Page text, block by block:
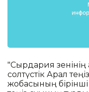
"Сырдария
солтүстік Арал
жобасының